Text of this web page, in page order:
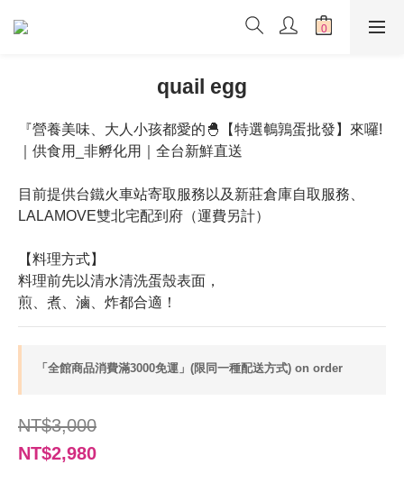
quail egg
『營養美味、大人小孩都愛的🐣【特選鵪鶉蛋批發】來囉!
｜供食用_非孵化用｜全台新鮮直送
目前提供台鐵火車站寄取服務以及新莊倉庫自取服務、
LALAMOVE雙北宅配到府（運費另計）
【料理方式】
料理前先以清水清洗蛋殼表面，
煎、煮、滷、炸都合適！
「全館商品消費滿3000免運」(限同一種配送方式) on order
NT$3,000
NT$2,980